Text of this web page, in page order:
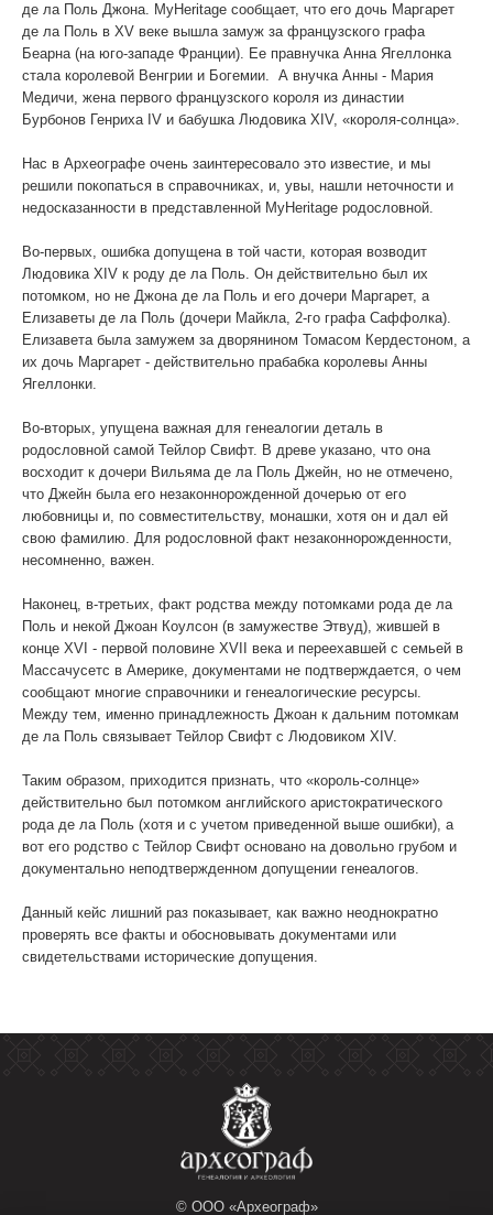
де ла Поль Джона. MyHeritage сообщает, что его дочь Маргарет
де ла Поль в XV веке вышла замуж за французского графа
Беарна (на юго-западе Франции). Ее правнучка Анна Ягеллонка
стала королевой Венгрии и Богемии. А внучка Анны - Мария
Медичи, жена первого французского короля из династии
Бурбонов Генриха IV и бабушка Людовика XIV, «короля-солнца».
Нас в Археографе очень заинтересовало это известие, и мы
решили покопаться в справочниках, и, увы, нашли неточности и
недосказанности в представленной MyHeritage родословной.
Во-первых, ошибка допущена в той части, которая возводит
Людовика XIV к роду де ла Поль. Он действительно был их
потомком, но не Джона де ла Поль и его дочери Маргарет, а
Елизаветы де ла Поль (дочери Майкла, 2-го графа Саффолка).
Елизавета была замужем за дворянином Томасом Кердестоном, а
их дочь Маргарет - действительно прабабка королевы Анны
Ягеллонки.
Во-вторых, упущена важная для генеалогии деталь в
родословной самой Тейлор Свифт. В древе указано, что она
восходит к дочери Вильяма де ла Поль Джейн, но не отмечено,
что Джейн была его незаконнорожденной дочерью от его
любовницы и, по совместительству, монашки, хотя он и дал ей
свою фамилию. Для родословной факт незаконнорожденности,
несомненно, важен.
Наконец, в-третьих, факт родства между потомками рода де ла
Поль и некой Джоан Коулсон (в замужестве Этвуд), жившей в
конце XVI - первой половине XVII века и переехавшей с семьей в
Массачусетс в Америке, документами не подтверждается, о чем
сообщают многие справочники и генеалогические ресурсы.
Между тем, именно принадлежность Джоан к дальним потомкам
де ла Поль связывает Тейлор Свифт с Людовиком XIV.
Таким образом, приходится признать, что «король-солнце»
действительно был потомком английского аристократического
рода де ла Поль (хотя и с учетом приведенной выше ошибки), а
вот его родство с Тейлор Свифт основано на довольно грубом и
документально неподтвержденном допущении генеалогов.
Данный кейс лишний раз показывает, как важно неоднократно
проверять все факты и обосновывать документами или
свидетельствами исторические допущения.
© ООО «Археограф»